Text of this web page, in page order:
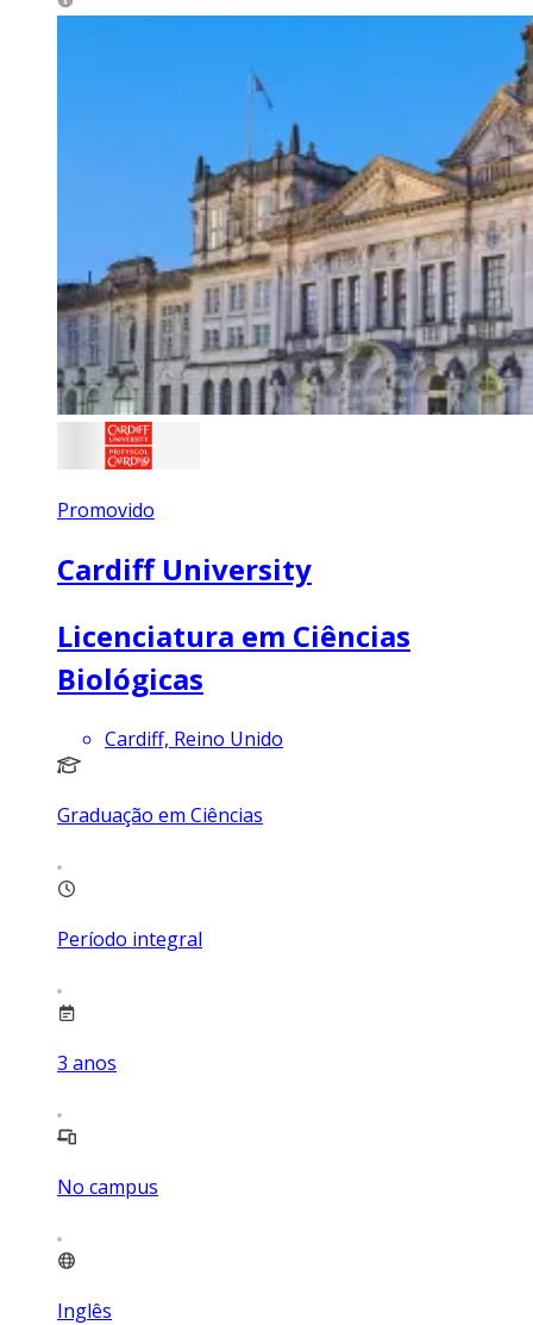
Promovido
Cardiff University
Licenciatura em Ciências
Biológicas
Cardiff, Reino Unido
Graduação em Ciências
Período integral
3 anos
No campus
Inglês